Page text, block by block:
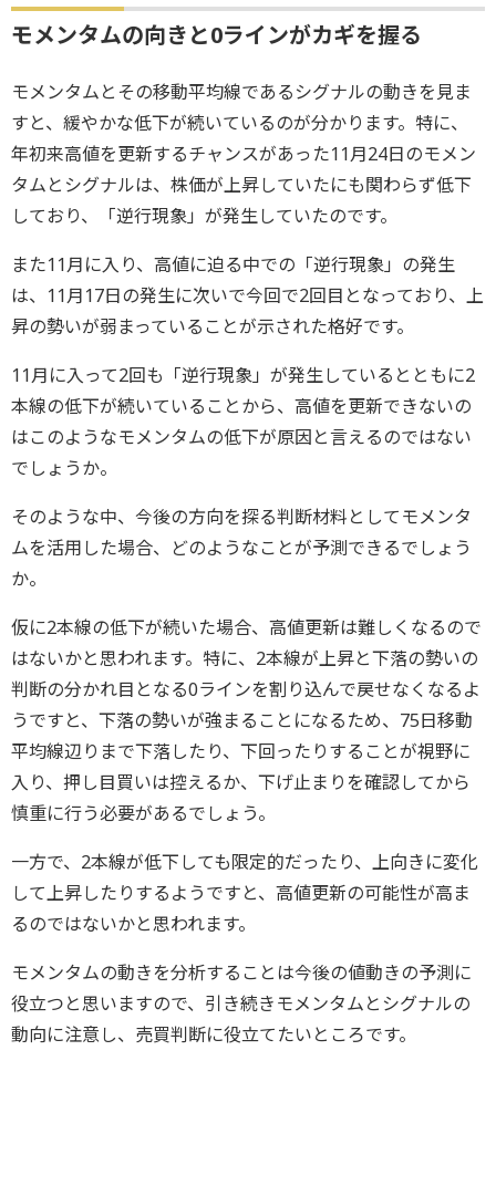
モメンタムの向きと0ラインがカギを握る
モメンタムとその移動平均線であるシグナルの動きを見ま
すと、緩やかな低下が続いているのが分かります。特に、
年初来高値を更新するチャンスがあった11月24日のモメン
タムとシグナルは、株価が上昇していたにも関わらず低下
しており、「逆行現象」が発生していたのです。
また11月に入り、高値に迫る中での「逆行現象」の発生
は、11月17日の発生に次いで今回で2回目となっており、上
昇の勢いが弱まっていることが示された格好です。
11月に入って2回も「逆行現象」が発生しているとともに2
本線の低下が続いていることから、高値を更新できないの
はこのようなモメンタムの低下が原因と言えるのではない
でしょうか。
そのような中、今後の方向を探る判断材料としてモメンタ
ムを活用した場合、どのようなことが予測できるでしょう
か。
仮に2本線の低下が続いた場合、高値更新は難しくなるので
はないかと思われます。特に、2本線が上昇と下落の勢いの
判断の分かれ目となる0ラインを割り込んで戻せなくなるよ
うですと、下落の勢いが強まることになるため、75日移動
平均線辺りまで下落したり、下回ったりすることが視野に
入り、押し目買いは控えるか、下げ止まりを確認してから
慎重に行う必要があるでしょう。
一方で、2本線が低下しても限定的だったり、上向きに変化
して上昇したりするようですと、高値更新の可能性が高ま
るのではないかと思われます。
モメンタムの動きを分析することは今後の値動きの予測に
役立つと思いますので、引き続きモメンタムとシグナルの
動向に注意し、売買判断に役立てたいところです。